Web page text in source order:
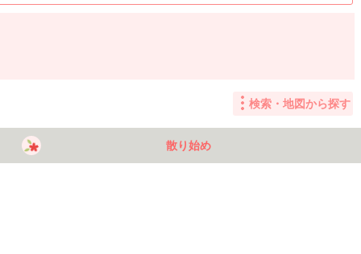
検索・地図から探す
散り始め